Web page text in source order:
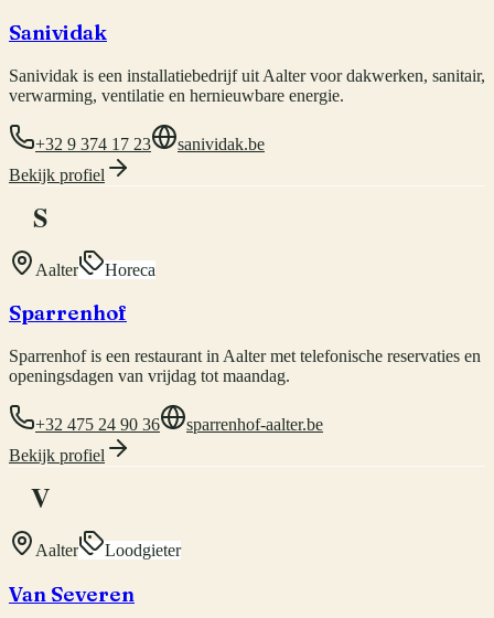
Sanividak
Sanividak is een installatiebedrijf uit Aalter voor dakwerken, sanitair,
verwarming, ventilatie en hernieuwbare energie.
+32 9 374 17 23
sanividak.be
Bekijk profiel
S
Aalter Horeca
Sparrenhof
Sparrenhof is een restaurant in Aalter met telefonische reservaties en
openingsdagen van vrijdag tot maandag.
+32 475 24 90 36
sparrenhof-aalter.be
Bekijk profiel
V
Aalter Loodgieter
Van Severen